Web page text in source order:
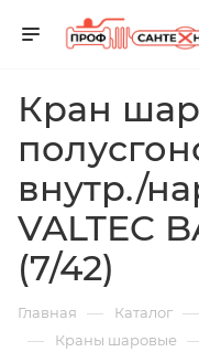
Кран
внутр./
VALTEC
(7/42)
Главная — Каталог —
— Краны шаровые